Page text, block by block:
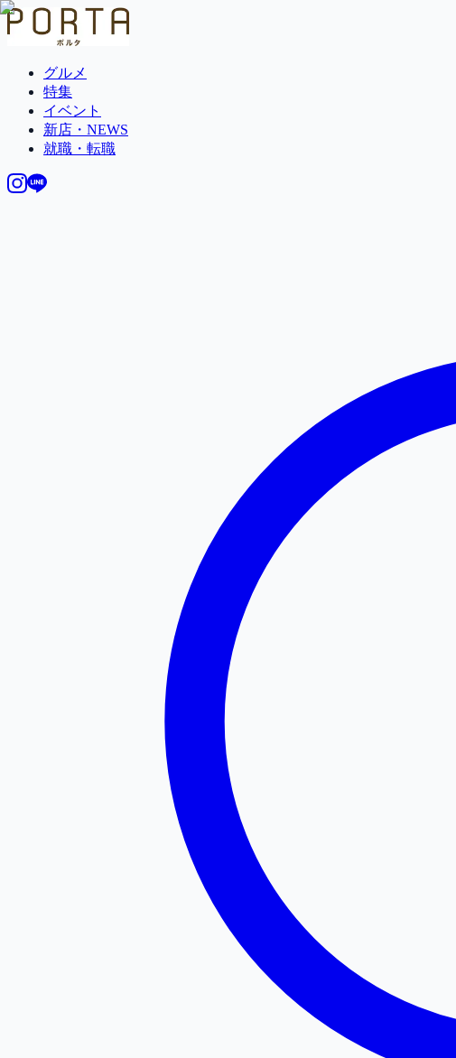
グルメ
特集
イベント
新店・NEWS
就職・転職